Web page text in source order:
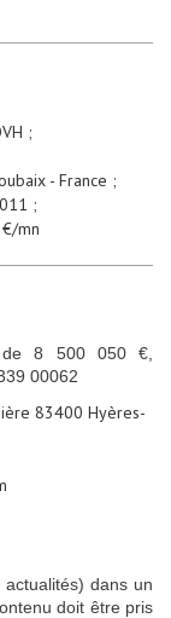
;
- France ;
;
mn
8 500 050 €,
00062
83400 Hyères-
dans un
doit être pris